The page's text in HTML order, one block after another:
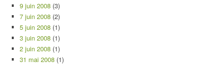
9 juin 2008 (3)
7 juin 2008 (2)
5 juin 2008 (1)
3 juin 2008 (1)
2 juin 2008 (1)
31 mai 2008 (1)